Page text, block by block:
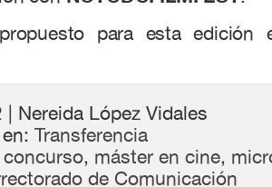
para esta edición
| Nereida López Vidales
Transferencia
concurso, máster en cine,
de Comunicación